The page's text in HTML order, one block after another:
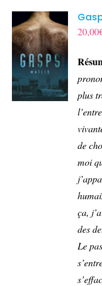
20,00
plus
de
moi
ça,
des
Le